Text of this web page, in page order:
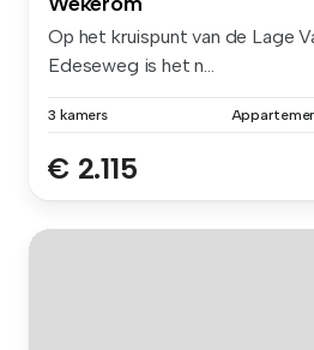
Op het kruispunt van de Lage
Edeseweg is het n...
3 kamers
€ 2.115